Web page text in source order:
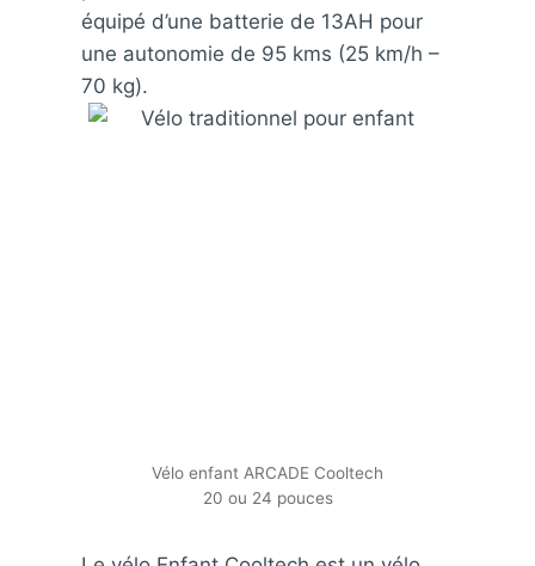
équipé d’une batterie de 13AH pour
une autonomie de 95 kms (25 km/h –
70 kg).
Vélo enfant ARCADE Cooltech
20 ou 24 pouces